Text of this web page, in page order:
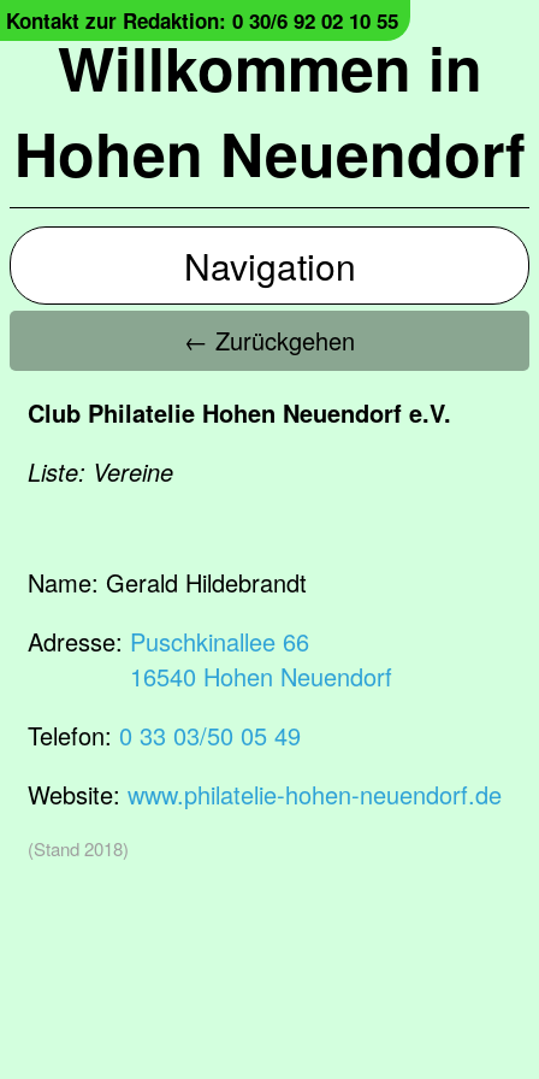
Willkommen in
Hohen Neuendorf
Kontakt zur Redaktion: 0 30/6 92 02 10 55
Navigation
← Zurückgehen
Club Philatelie Hohen Neuendorf e.V.
Liste: Vereine
Name: Gerald Hildebrandt
Adresse: Puschkinallee 66
16540 Hohen Neuendorf
Telefon: 0 33 03/50 05 49
Website: www.philatelie-hohen-neuendorf.de
(Stand 2018)